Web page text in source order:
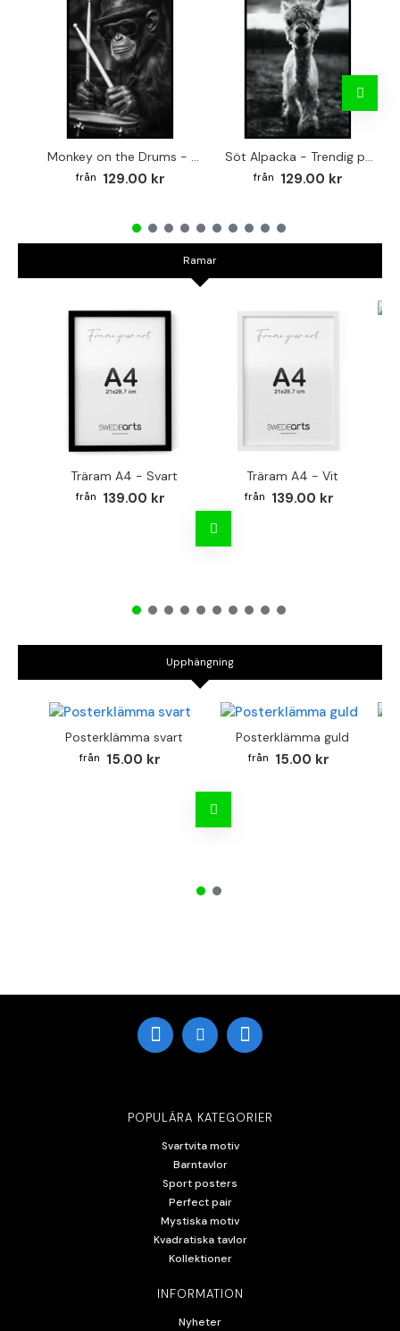
Monkey on the Drums - Trendig poster
129.00 kr
Söt Alpacka - Trendig poster
129.00 kr
Ramar
Träram A4 - Svart
139.00 kr
Träram A4 - Vit
139.00 kr
Upphängning
Posterklämma svart
15.00 kr
Posterklämma guld
15.00 kr
POPULÄRA KATEGORIER
Svartvita motiv
Barntavlor
Sport posters
Perfect pair
Mystiska motiv
Kvadratiska tavlor
Kollektioner
INFORMATION
Nyheter